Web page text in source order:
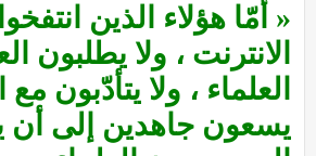
« أمّا هؤلاء الذين
الانترنت ، ولا يطلبون
العلماء ، ولا يتأدّبون
يسعون جاهدين إلى أن